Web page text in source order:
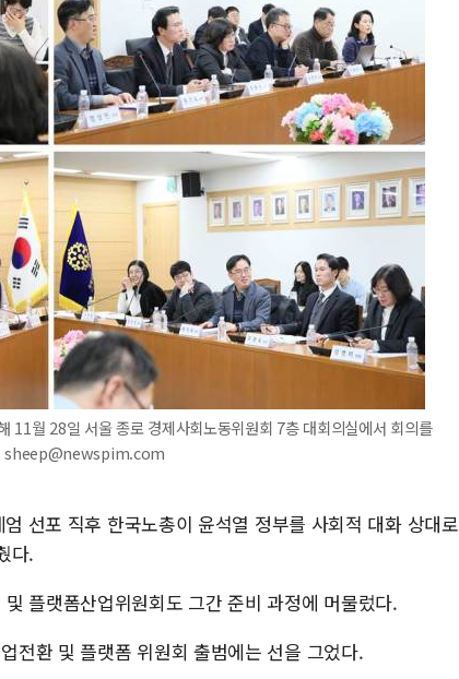
11월 28일 서울 종로 경제사회노동위원회 7층 대회의실에서 회의를
sheep@newspim.com
선포 직후 한국노총이 윤석열 정부를 사회적 대화 상대로
다.
플랫폼산업위원회도 그간 준비 과정에 머물렀다.
전환 및 플랫폼 위원회 출범에는 선을 그었다.